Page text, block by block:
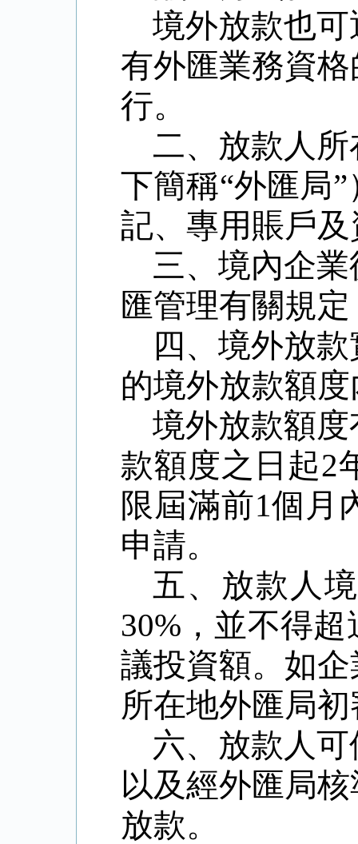
境外放款也
有外匯業務資
行。
二、放款人
下簡稱“外匯局”
記、專用賬戶
三、境內企
匯管理有關規
四、境外放
的境外放款額
境外放款額
款額度之日起2
限屆滿前1個月
申請。
五、放款人
30% ，並不得
議投資額。如
所在地外匯局
六、放款人
以及經外匯局
放款。